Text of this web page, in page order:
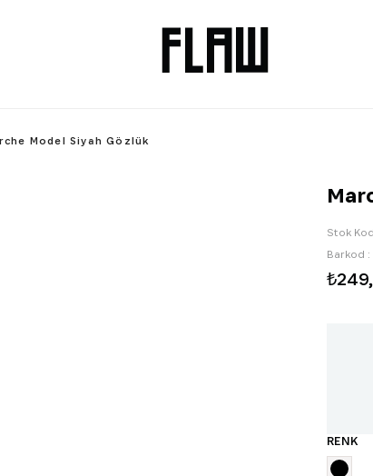
Model Siyah Gözlük
Stok
Barkod :
RENK